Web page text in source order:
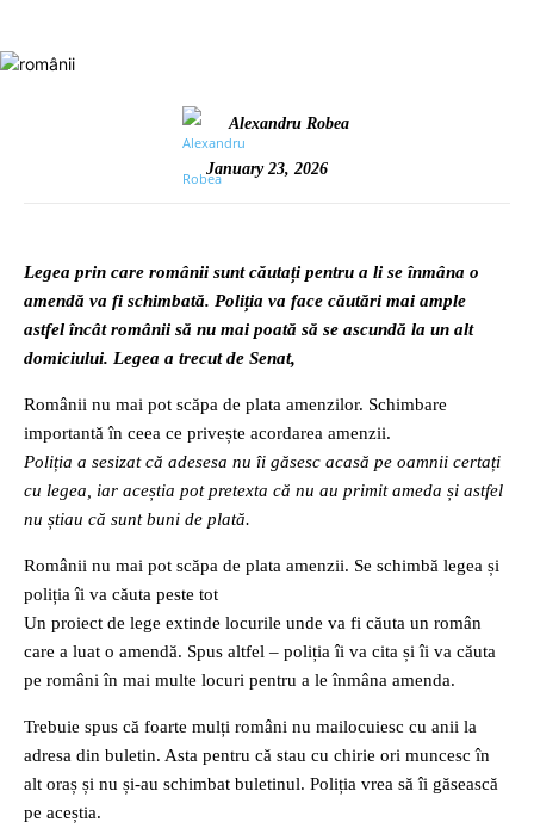
Alexandru Robea
January 23, 2026
Legea prin care românii sunt căutați pentru a li se înmâna o
amendă va fi schimbată. Poliția va face căutări mai ample
astfel încât românii să nu mai poată să se ascundă la un alt
domiciului. Legea a trecut de Senat,
Românii nu mai pot scăpa de plata amenzilor. Schimbare
importantă în ceea ce privește acordarea amenzii.
Poliția a sesizat că adesesa nu îi găsesc acasă pe oamnii certați
cu legea, iar aceștia pot pretexta că nu au primit ameda și astfel
nu știau că sunt buni de plată.
Românii nu mai pot scăpa de plata amenzii. Se schimbă legea și
poliția îi va căuta peste tot
Un proiect de lege extinde locurile unde va fi căuta un român
care a luat o amendă. Spus altfel – poliția îi va cita și îi va căuta
pe români în mai multe locuri pentru a le înmâna amenda.
Trebuie spus că foarte mulți români nu mailocuiesc cu anii la
adresa din buletin. Asta pentru că stau cu chirie ori muncesc în
alt oraș și nu și-au schimbat buletinul. Poliția vrea să îi găsească
pe aceștia.